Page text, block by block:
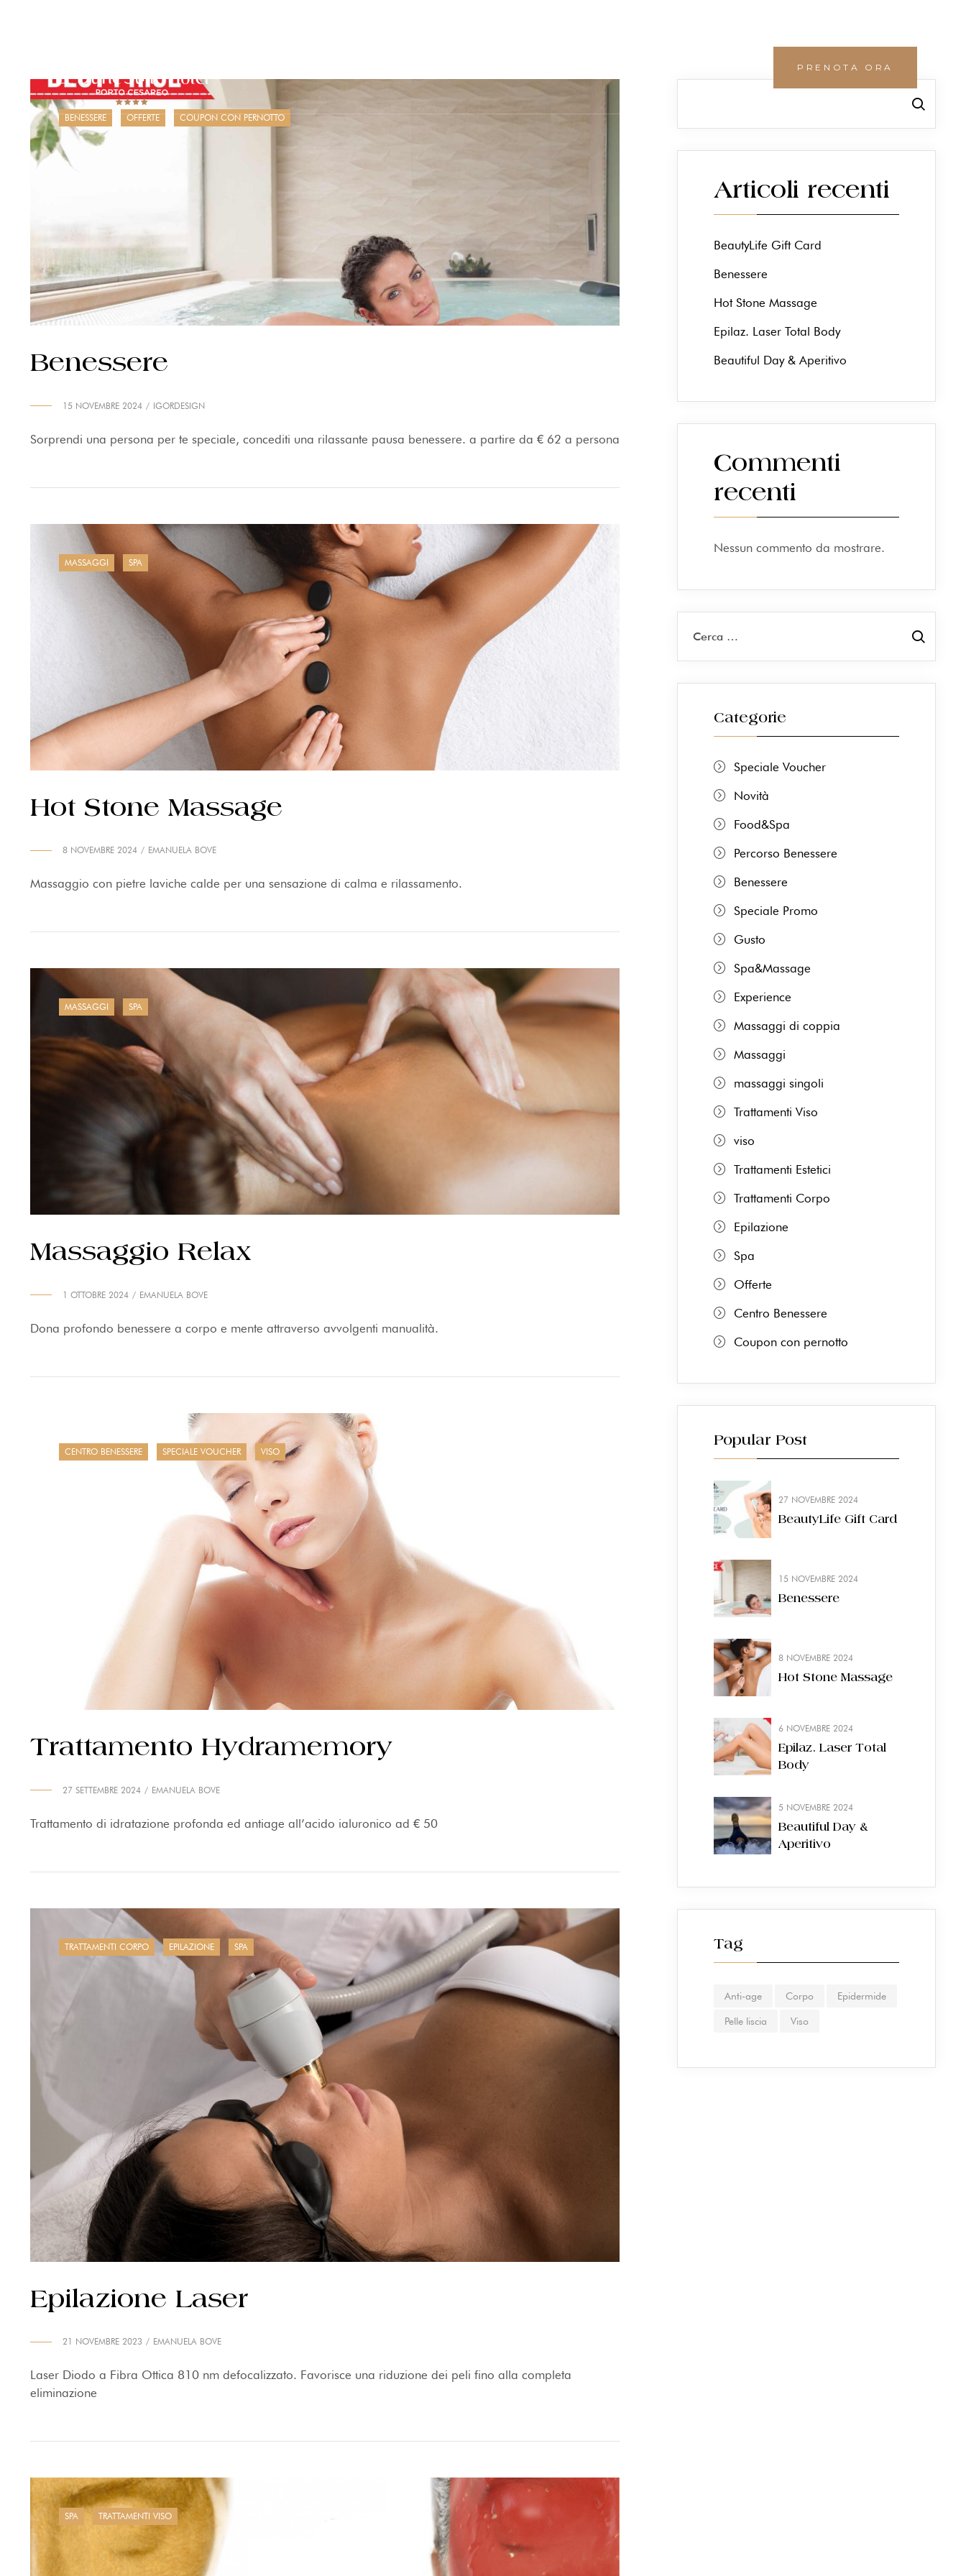
PRENOTA ORA
BENESSERE OFFERTE COUPON CON PERNOTTO
Benessere
15 NOVEMBRE 2024 IGORDESIGN
Sorprendi una persona per te speciale, concediti una rilassante pausa benessere. a partire da € 62 a persona
MASSAGGI SPA
Hot Stone Massage
8 NOVEMBRE 2024 EMANUELA BOVE
Massaggio con pietre laviche calde per una sensazione di calma e rilassamento.
MASSAGGI SPA
Massaggio Relax
1 OTTOBRE 2024 EMANUELA BOVE
Dona profondo benessere a corpo e mente attraverso avvolgenti manualità.
CENTRO BENESSERE SPECIALE VOUCHER VISO
Trattamento Hydramemory
27 SETTEMBRE 2024 EMANUELA BOVE
Trattamento di idratazione profonda ed antiage all’acido ialuronico ad € 50
TRATTAMENTI CORPO EPILAZIONE SPA
Epilazione Laser
21 NOVEMBRE 2023 EMANUELA BOVE
Laser Diodo a Fibra Ottica 810 nm defocalizzato. Favorisce una riduzione dei peli fino alla completa
eliminazione
SPA TRATTAMENTI VISO
Articoli recenti
BeautyLife Gift Card
Benessere
Hot Stone Massage
Epilaz. Laser Total Body
Beautiful Day & Aperitivo
Commenti
recenti
Nessun commento da mostrare.
Categorie
Speciale Voucher
Novità
Food&Spa
Percorso Benessere
Benessere
Speciale Promo
Gusto
Spa&Massage
Experience
Massaggi di coppia
Massaggi
massaggi singoli
Trattamenti Viso
viso
Trattamenti Estetici
Trattamenti Corpo
Epilazione
Spa
Offerte
Centro Benessere
Coupon con pernotto
Popular Post
27 NOVEMBRE 2024
BeautyLife Gift Card
15 NOVEMBRE 2024
Benessere
8 NOVEMBRE 2024
Hot Stone Massage
6 NOVEMBRE 2024
Epilaz. Laser Total
Body
5 NOVEMBRE 2024
Beautiful Day &
Aperitivo
Tag
Anti-age Corpo Epidermide
Pelle liscia Viso